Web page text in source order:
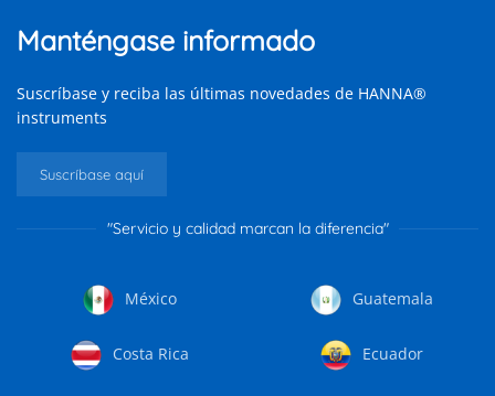
Manténgase informado
Suscríbase y reciba las últimas novedades de HANNA®
instruments
Suscríbase aquí
"Servicio y calidad marcan la diferencia"
México Guatemala
Costa Rica Ecuador